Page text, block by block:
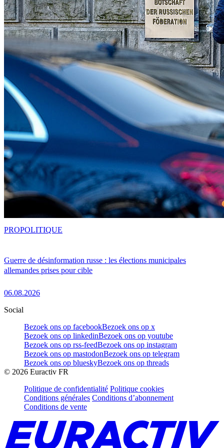
Guerre de désinformation russe : les élections municipales
allemandes prises pour cible
06.08.2026
PROPOLITIQUE
Social
Bezoek ons op facebookBezoek ons op x
Bezoek ons op linkedinBezoek ons op youtube
Bezoek ons op rss-feedBezoek ons op instagram
Bezoek ons op mastodonBezoek ons op telegram
Bezoek ons op blueskyBezoek ons op threads
© 2026 Euractiv FR
Politique de confidentialité Politique cookies
Conditions générales Conditions d’abonnement
Conditions de vente